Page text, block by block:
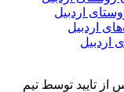
تایید توسط تیم